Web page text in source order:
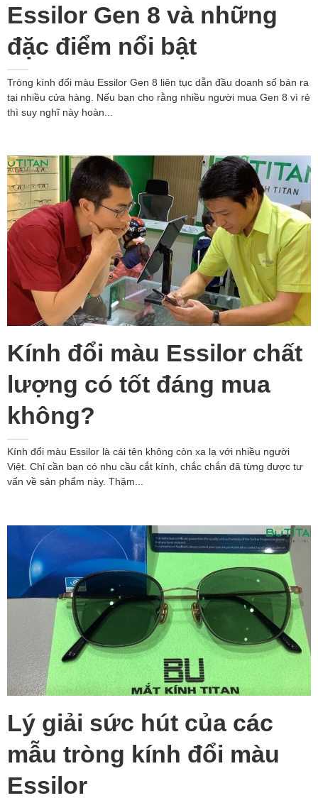
Essilor Gen 8 và những
đặc điểm nổi bật
Tròng kính đổi màu Essilor Gen 8 liên tục dẫn đầu doanh số bán ra
tại nhiều cửa hàng. Nếu bạn cho rằng nhiều người mua Gen 8 vì rẻ
thì suy nghĩ này hoàn...
Kính đổi màu Essilor chất
lượng có tốt đáng mua
không?
Kính đổi màu Essilor là cái tên không còn xa lạ với nhiều người
Việt. Chỉ cần bạn có nhu cầu cắt kính, chắc chắn đã từng được tư
vấn về sản phẩm này. Thậm...
Lý giải sức hút của các
mẫu tròng kính đổi màu
Essilor